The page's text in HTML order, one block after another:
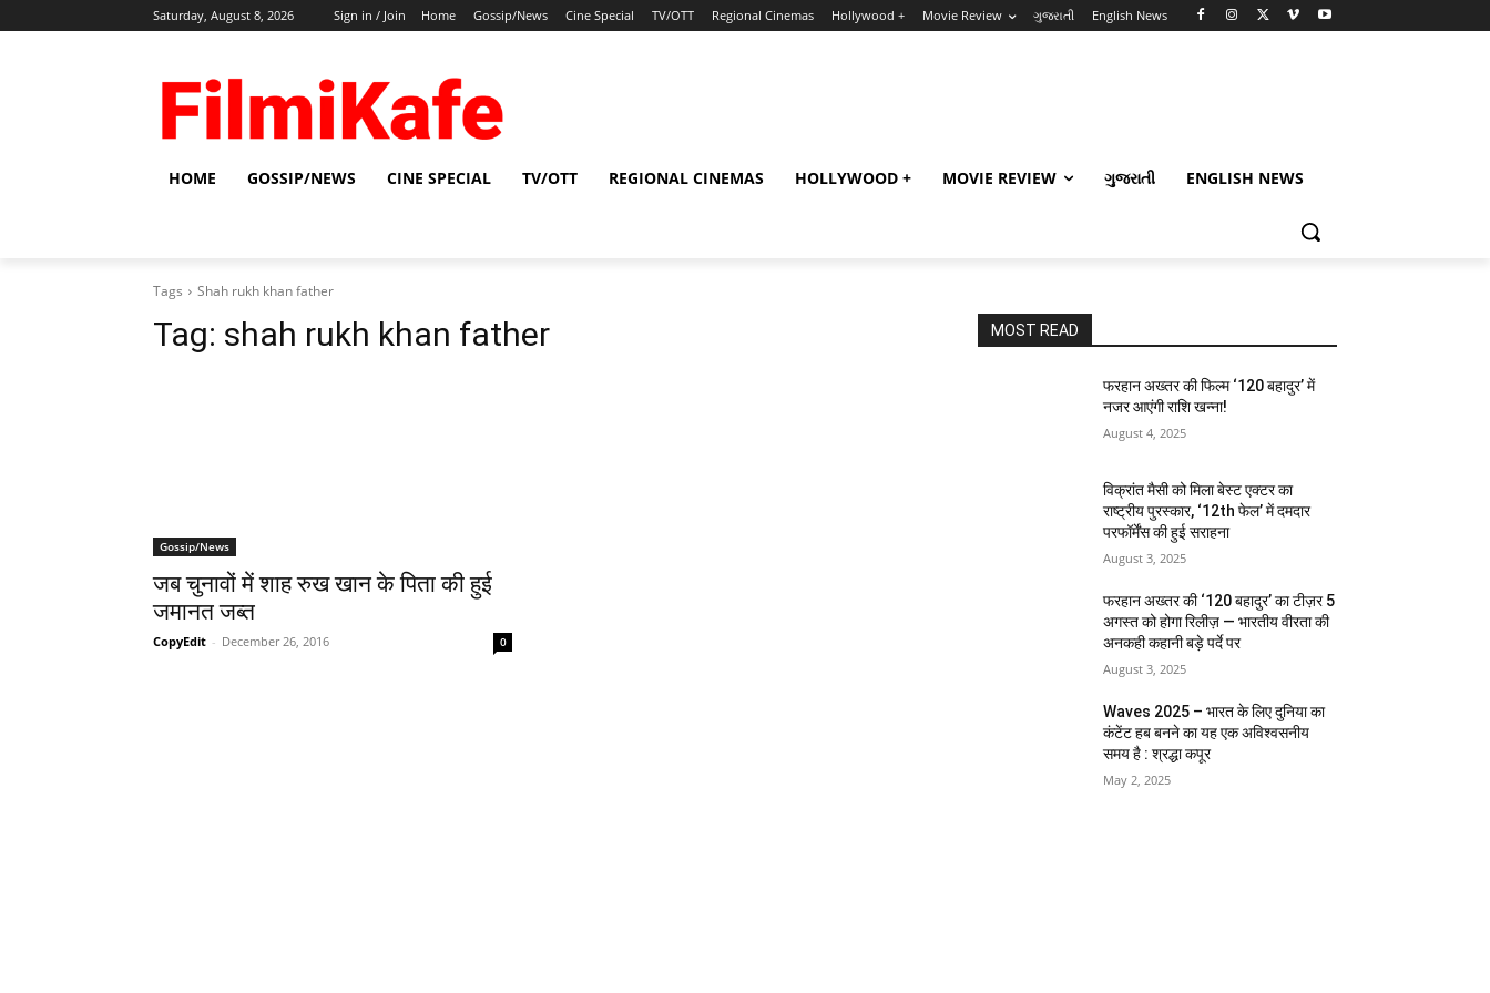
Saturday, August 8, 2026 Sign in / Join Home Gossip/News Cine Special TV/OTT Regional Cinemas Hollywood + Movie Review ગુજરાતી English News
HOME GOSSIP/NEWS CINE SPECIAL TV/OTT REGIONAL CINEMAS HOLLYWOOD + MOVIE REVIEW ગુજરાતી ENGLISH NEWS
Tags Shah rukh khan father
Tag: shah rukh khan father
Gossip/News
जब चुनावों में शाह रुख खान के पिता की हुई
जमानत जब्‍त
CopyEdit - December 26, 2016 0
MOST READ
फरहान अख्तर की फिल्म ‘120 बहादुर’ में
नजर आएंगी राशि खन्ना!
August 4, 2025
विक्रांत मैसी को मिला बेस्ट एक्टर का
राष्ट्रीय पुरस्कार, ‘12th फेल’ में दमदार
परफॉर्मेंस की हुई सराहना
August 3, 2025
फरहान अख्तर की ‘120 बहादुर’ का टीज़र 5
अगस्त को होगा रिलीज़ — भारतीय वीरता की
अनकही कहानी बड़े पर्दे पर
August 3, 2025
Waves 2025 – भारत के लिए दुनिया का
कंटेंट हब बनने का यह एक अविश्वसनीय
समय है : श्रद्धा कपूर
May 2, 2025